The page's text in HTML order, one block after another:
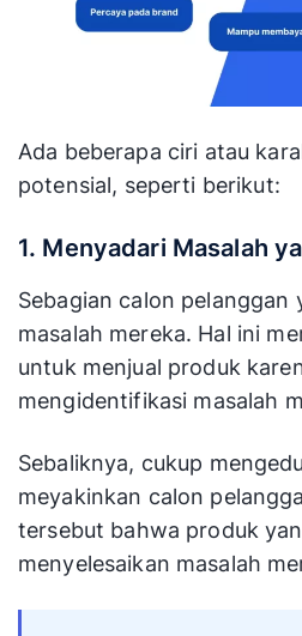
Ada beberapa ciri atau
potensial, seperti berikut:
1. Menyadari Masalah
Sebagian calon pelanggan
masalah mereka. Hal ini
untuk menjual produk
mengidentifikasi masalah
Sebaliknya, cukup
meyakinkan calon
tersebut bahwa produk
menyelesaikan masalah